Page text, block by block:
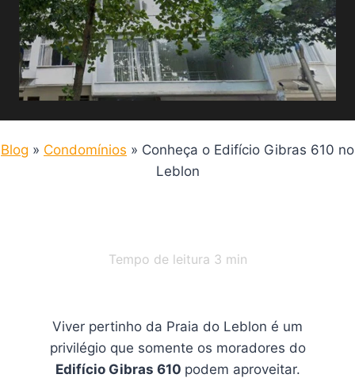
Blog » Condomínios » Conheça o Edifício Gibras 610 no
Leblon
Tempo de leitura 3 min
Viver pertinho da Praia do Leblon é um
privilégio que somente os moradores do
Edifício Gibras 610 podem aproveitar.